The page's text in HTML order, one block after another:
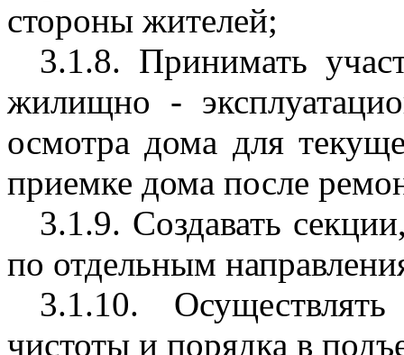
стороны жителей;
3.1.8. Принимать
жилищно -
осмотра дома для
приемке дома после
3.1.9. Создавать
по отдельным
3.1.10.
чистоты и порядка в